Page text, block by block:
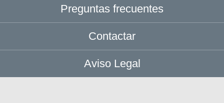
Preguntas frecuentes
Contactar
Aviso Legal